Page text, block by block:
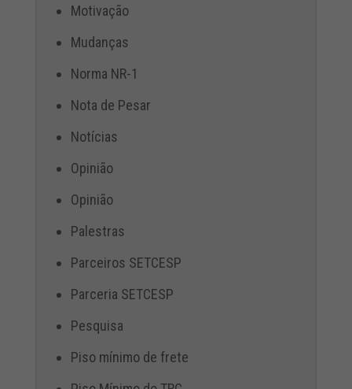
Motivação
Mudanças
Norma NR-1
Nota de Pesar
Notícias
Opinião
Opinião
Palestras
Parceiros SETCESP
Parceria SETCESP
Pesquisa
Piso mínimo de frete